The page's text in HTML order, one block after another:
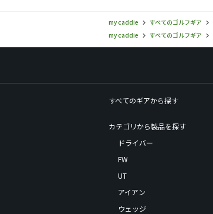
my caddie すべてのゴルフギア
my caddie
すべてのゴルフギア
すべてのギアから探す
カテゴリから製品を探す
ドライバー
FW
UT
アイアン
ウェッジ